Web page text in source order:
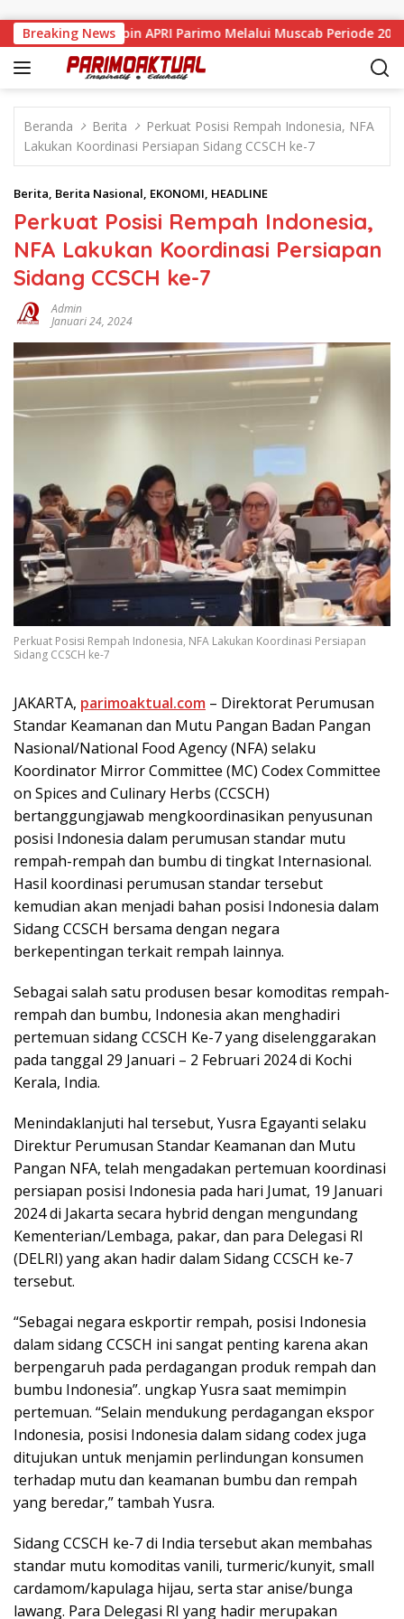
Breaking News
Resmi Pimpin APRI Parimo Melalui Muscab Periode 2026–2030
Beranda Berita
Perkuat Posisi Rempah Indonesia, NFA
Lakukan Koordinasi Persiapan Sidang CCSCH ke-7
Berita, Berita Nasional, EKONOMI, HEADLINE
Perkuat Posisi Rempah Indonesia,
NFA Lakukan Koordinasi Persiapan
Sidang CCSCH ke-7
Admin
Januari 24, 2024
Perkuat Posisi Rempah Indonesia, NFA Lakukan Koordinasi Persiapan
Sidang CCSCH ke-7
JAKARTA, parimoaktual.com – Direktorat Perumusan
Standar Keamanan dan Mutu Pangan Badan Pangan
Nasional/National Food Agency (NFA) selaku
Koordinator Mirror Committee (MC) Codex Committee
on Spices and Culinary Herbs (CCSCH)
bertanggungjawab mengkoordinasikan penyusunan
posisi Indonesia dalam perumusan standar mutu
rempah-rempah dan bumbu di tingkat Internasional.
Hasil koordinasi perumusan standar tersebut
kemudian akan menjadi bahan posisi Indonesia dalam
Sidang CCSCH bersama dengan negara
berkepentingan terkait rempah lainnya.
Sebagai salah satu produsen besar komoditas rempah-
rempah dan bumbu, Indonesia akan menghadiri
pertemuan sidang CCSCH Ke-7 yang diselenggarakan
pada tanggal 29 Januari – 2 Februari 2024 di Kochi
Kerala, India.
Menindaklanjuti hal tersebut, Yusra Egayanti selaku
Direktur Perumusan Standar Keamanan dan Mutu
Pangan NFA, telah mengadakan pertemuan koordinasi
persiapan posisi Indonesia pada hari Jumat, 19 Januari
2024 di Jakarta secara hybrid dengan mengundang
Kementerian/Lembaga, pakar, dan para Delegasi RI
(DELRI) yang akan hadir dalam Sidang CCSCH ke-7
tersebut.
“Sebagai negara eskportir rempah, posisi Indonesia
dalam sidang CCSCH ini sangat penting karena akan
berpengaruh pada perdagangan produk rempah dan
bumbu Indonesia”. ungkap Yusra saat memimpin
pertemuan. “Selain mendukung perdagangan ekspor
Indonesia, posisi Indonesia dalam sidang codex juga
ditujukan untuk menjamin perlindungan konsumen
terhadap mutu dan keamanan bumbu dan rempah
yang beredar,” tambah Yusra.
Sidang CCSCH ke-7 di India tersebut akan membahas
standar mutu komoditas vanili, turmeric/kunyit, small
cardamom/kapulaga hijau, serta star anise/bunga
lawang. Para Delegasi RI yang hadir merupakan